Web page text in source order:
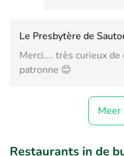
Le Presbytère de
Merci.... très curieux
patronne 😊
Meer
Restaurants in de